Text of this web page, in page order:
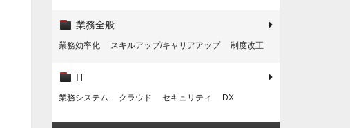
業務全般
業務効率化 スキルアップ/キャリアアップ 制度改正
IT
業務システム クラウド セキュリティ DX